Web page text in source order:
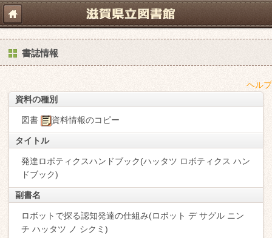
書誌情報
ヘルプ
資料の種別
図書 資料情報のコピー
タイトル
発達ロボティクスハンドブック(ハッタツ ロボティクス ハン
ドブック)
副書名
ロボットで探る認知発達の仕組み(ロボット デ サグル ニン
チ ハッタツ ノ シクミ)